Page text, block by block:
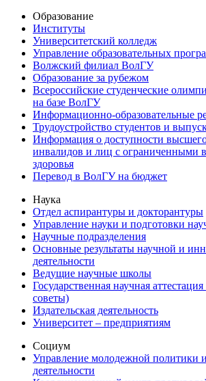
Образование
Институты
Университетский колледж
Управление образовательных
Волжский филиал ВолГУ
Образование за рубежом
Всероссийские студенческие
на базе ВолГУ
Информационно-образовательные
Трудоустройство студентов и
Информация о доступности
инвалидов и лиц с ограниченными
здоровья
Перевод в ВолГУ на бюджет
Наука
Отдел аспирантуры и докторантуры
Управление науки и подготовки
Научные подразделения
Основные результаты научной и
деятельности
Ведущие научные школы
Государственная научная
советы)
Издательская деятельность
Университет – предприятиям
Социум
Управление молодежной политики
деятельности